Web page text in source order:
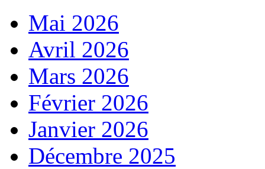
Mai 2026
Avril 2026
Mars 2026
Février 2026
Janvier 2026
Décembre 2025